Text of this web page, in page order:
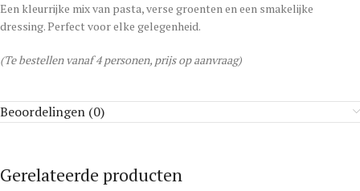
Een kleurrijke mix van pasta, verse groenten en een smakelijke
dressing. Perfect voor elke gelegenheid.
(Te bestellen vanaf 4 personen, prijs op aanvraag)
Beoordelingen (0)
Gerelateerde producten